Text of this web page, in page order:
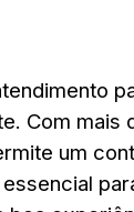
Com mais
um